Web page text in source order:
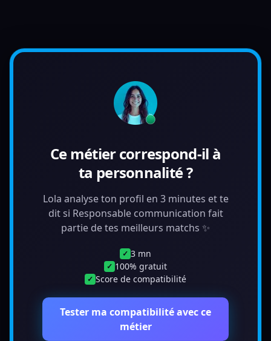
Ce métier correspond-il à
ta personnalité ?
Lola analyse ton profil en 3 minutes et te
dit si Responsable communication fait
partie de tes meilleurs matchs ✨
✓ 3 mn
✓ 100% gratuit
✓ Score de compatibilité
Tester ma compatibilité avec ce
métier